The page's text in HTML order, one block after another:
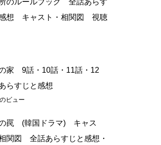
のルールブック 全話あらす
想 キャスト・相関図 視聴
家 9話・10話・11話・12
らすじと感想
ビュー
罠 (韓国ドラマ) キャス
関図 全話あらすじと感想・